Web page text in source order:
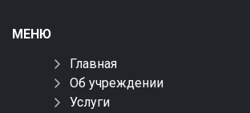
МЕНЮ
Главная
Об учреждении
Услуги